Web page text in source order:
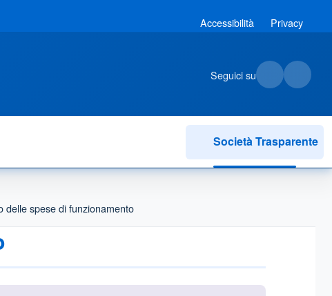
Accessibilità Privacy
Seguici su
Società Trasparente
delle spese di funzionamento